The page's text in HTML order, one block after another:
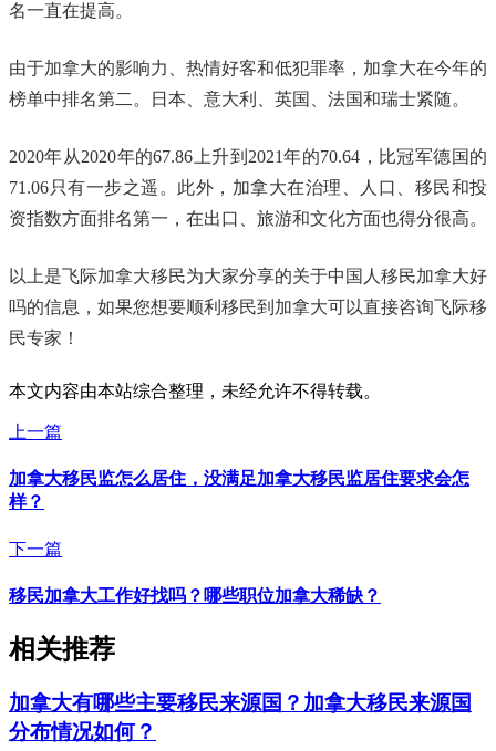
名一直在提高。
由于加拿大的影响力、热情好客和低犯罪率，加拿大在今年的
榜单中排名第二。日本、意大利、英国、法国和瑞士紧随。
2020年从2020年的67.86上升到2021年的70.64，比冠军德国的
71.06只有一步之遥。此外，加拿大在治理、人口、移民和投
资指数方面排名第一，在出口、旅游和文化方面也得分很高。
以上是飞际加拿大移民为大家分享的关于中国人移民加拿大好
吗的信息，如果您想要顺利移民到加拿大可以直接咨询飞际移
民专家！
本文内容由本站综合整理，未经允许不得转载。
上一篇
加拿大移民监怎么居住，没满足加拿大移民监居住要求会怎
样？
下一篇
移民加拿大工作好找吗？哪些职位加拿大稀缺？
相关推荐
加拿大有哪些主要移民来源国？加拿大移民来源国
分布情况如何？